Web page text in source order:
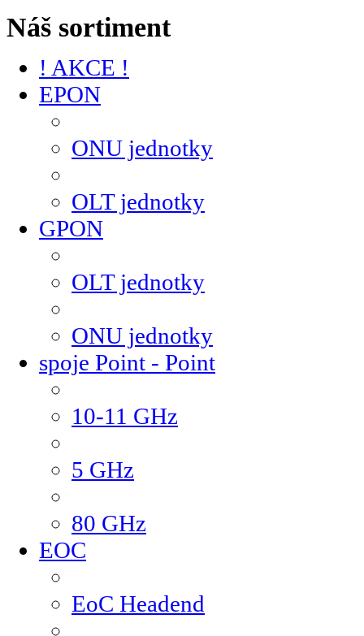
Náš sortiment
! AKCE !
EPON
ONU jednotky
OLT jednotky
GPON
OLT jednotky
ONU jednotky
spoje Point - Point
10-11 GHz
5 GHz
80 GHz
EOC
EoC Headend